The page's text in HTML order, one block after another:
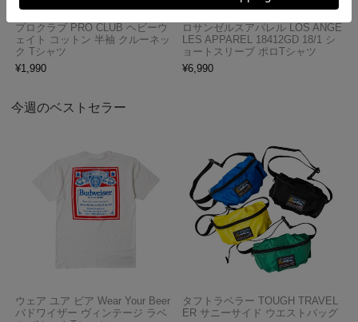
プロクラブ PRO CLUB ヘビーウ
ェイト コットン 半袖 クルーネッ
ク Tシャツ
¥1,990
ロサンゼルスアパレル LOS ANGE
LES APPAREL 18412GD 18/1 シ
ョートスリーブ ポロTシャツ
¥6,990
今週のベストセラー
ウェア ユア ビア Wear Your Beer
バドワイザー ヴィンテージ ラベ
タフトラベラー TOUGH TRAVEL
ER サニーサイド ウエストバッグ